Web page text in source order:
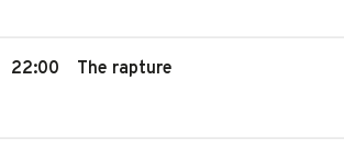
22:00 The rapture